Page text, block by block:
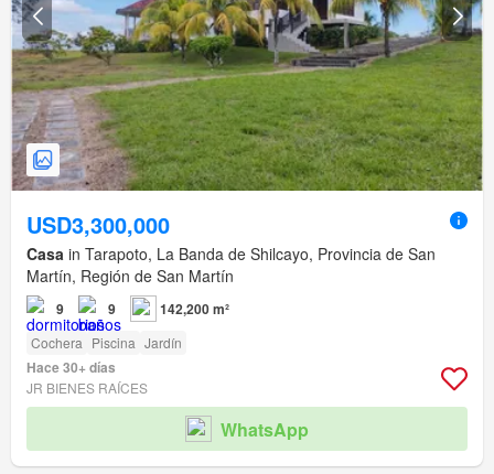
USD3,300,000
Casa in Tarapoto, La Banda de Shilcayo, Provincia de San
Martín, Región de San Martín
9 9 142,200 m²
Cochera Piscina Jardín
Hace 30+ días
JR BIENES RAÍCES
WhatsApp